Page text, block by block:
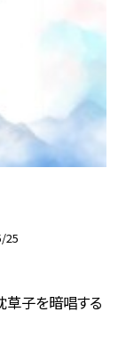
25
草子を暗唱する